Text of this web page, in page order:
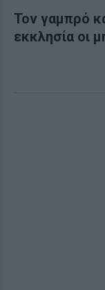
Τον γαμπρό
εκκλησία οι